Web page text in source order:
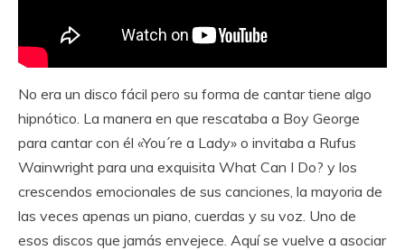
No era un disco fácil pero su forma de cantar tiene algo
hipnótico. La manera en que rescataba a Boy George
para cantar con él «You´re a Lady» o invitaba a Rufus
Wainwright para una exquisita What Can I Do? y los
crescendos emocionales de sus canciones, la mayoria de
las veces apenas un piano, cuerdas y su voz. Uno de
esos discos que jamás envejece. Aquí se vuelve a asociar